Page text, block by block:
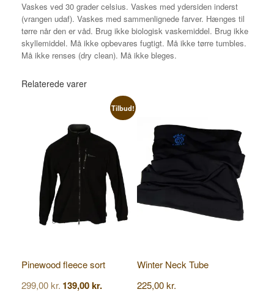
Vaskes ved 30 grader celsius. Vaskes med ydersiden inderst
(vrangen udaf). Vaskes med sammenlignede farver. Hænges til
tørre når den er våd. Brug ikke biologisk vaskemiddel. Brug ikke
skyllemiddel. Må ikke opbevares fugtigt. Må ikke tørre tumbles.
Må ikke renses (dry clean). Må ikke bleges.
Relaterede varer
Tilbud!
Pinewood fleece sort
299,00kr. Den
139,00kr.
Winter Neck Tube
225,00kr.